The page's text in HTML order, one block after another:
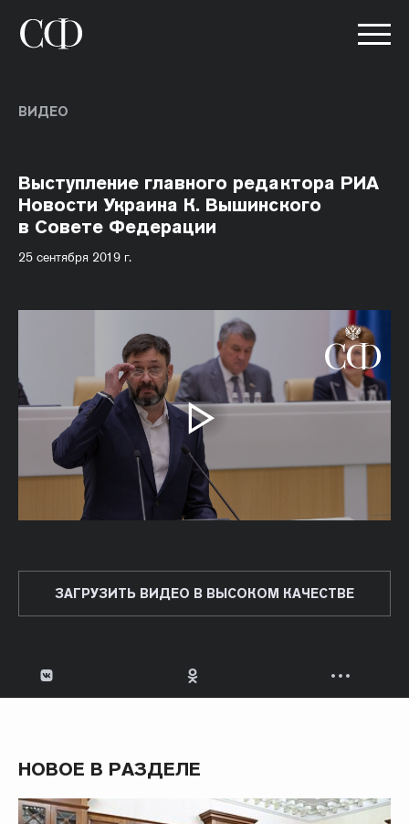
ВИДЕО
Выступление главного редактора РИА
Новости Украина К. Вышинского
в Совете Федерации
25 сентября 2019 г.
ЗАГРУЗИТЬ ВИДЕО В ВЫСОКОМ КАЧЕСТВЕ
НОВОЕ В РАЗДЕЛЕ